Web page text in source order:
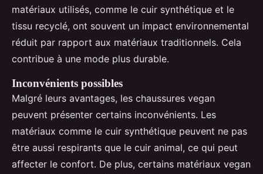
matériaux utilisés, comme le cuir synthétique et le
tissu recyclé, ont souvent un impact environnemental
réduit par rapport aux matériaux traditionnels. Cela
contribue à une mode plus durable.
Inconvénients possibles
Malgré leurs avantages, les chaussures vegan
peuvent présenter certains inconvénients. Les
matériaux comme le cuir synthétique peuvent ne pas
être aussi respirants que le cuir animal, ce qui peut
affecter le confort. De plus, certains matériaux vegan